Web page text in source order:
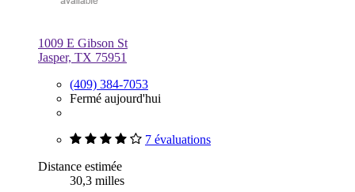
1009 E Gibson St
Jasper, TX 75951
(409) 384-7053
Fermé aujourd'hui
7 évaluations
Distance estimée
30,3 milles